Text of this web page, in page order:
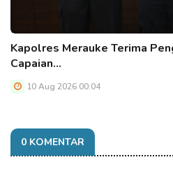
Kapolres Merauke Terima
Capaian…
10 Aug 2026 00:04
0 KOMENTAR